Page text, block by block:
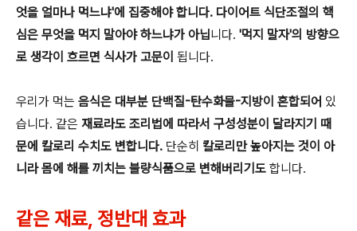
엇을 얼마나 먹느냐'에 집중해야 합니다. 다이어트 식단조절의 핵
심은 무엇을 먹지 말아야 하느냐가 아닙니다. '먹지 말자'의 방향으
로 생각이 흐르면 식사가 고문이 됩니다.
우리가 먹는 음식은 대부분 단백질-탄수화물-지방이 혼합되어 있
습니다. 같은 재료라도 조리법에 따라서 구성성분이 달라지기 때
문에 칼로리 수치도 변합니다. 단순히 칼로리만 높아지는 것이 아
니라 몸에 해를 끼치는 불량식품으로 변해버리기도 합니다.
같은 재료, 정반대 효과